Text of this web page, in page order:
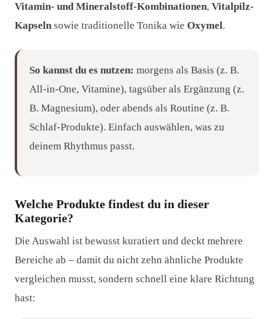
Vitamin- und Mineralstoff-Kombinationen, Vitalpilz-
Kapseln sowie traditionelle Tonika wie Oxymel.
So kannst du es nutzen: morgens als Basis (z. B.
All-in-One, Vitamine), tagsüber als Ergänzung (z.
B. Magnesium), oder abends als Routine (z. B.
Schlaf-Produkte). Einfach auswählen, was zu
deinem Rhythmus passt.
Welche Produkte findest du in dieser
Kategorie?
Die Auswahl ist bewusst kuratiert und deckt mehrere
Bereiche ab – damit du nicht zehn ähnliche Produkte
vergleichen musst, sondern schnell eine klare Richtung
hast: